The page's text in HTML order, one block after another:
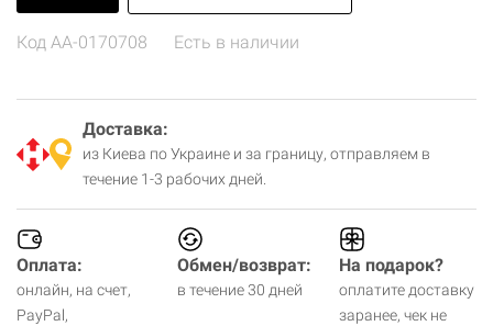
Код AA-0170708 Есть в наличии
Доставка:
из Киева по Украине и за границу, отправляем в
течение 1-3 рабочих дней.
Оплата:
онлайн, на счет,
PayPal,
Обмен/возврат:
в течение 30 дней
На подарок?
оплатите доставку
заранее, чек не